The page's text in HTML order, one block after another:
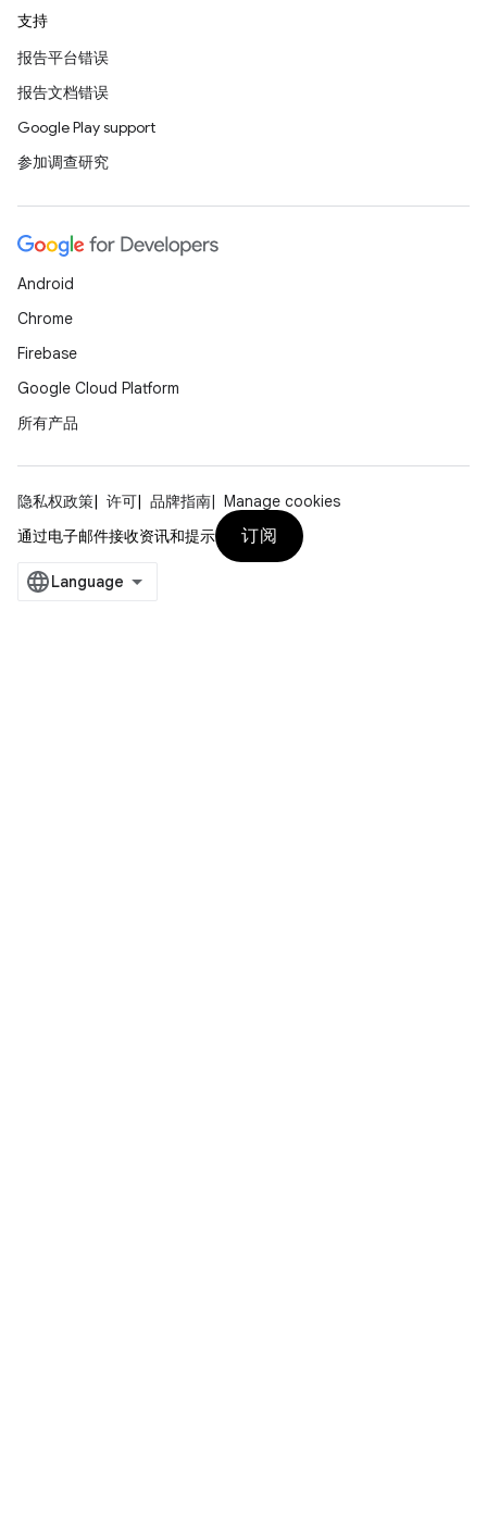
支持
报告平台错误
报告文档错误
Google Play support
参加调查研究
Android
Chrome
Firebase
Google Cloud Platform
所有产品
隐私权政策 许可 品牌指南
Manage cookies
通过电子邮件接收资讯和提示
订阅